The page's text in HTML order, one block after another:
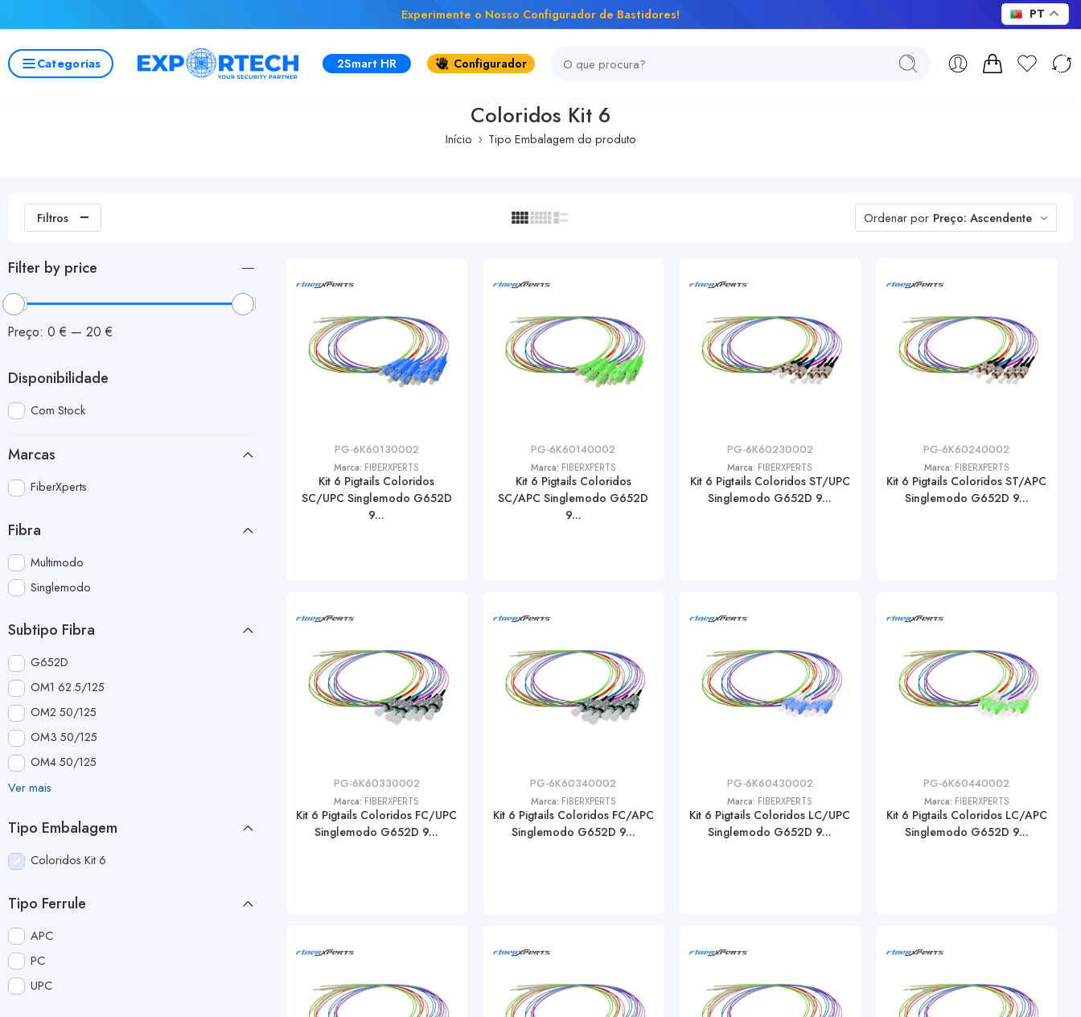
Experimente o Nosso Configurador de Bastidores!
Categorias 2Smart HR Configurador
Coloridos Kit 6
Início Tipo Embalagem do produto
Filtros Ordenar por Preço: Ascendente
PG-6K60130002
Marca: FIBERXPERTS
Kit 6 Pigtails Coloridos
SC/UPC Singlemodo G652D
9...
PG-6K60140002
Marca: FIBERXPERTS
Kit 6 Pigtails Coloridos
SC/APC Singlemodo G652D
9...
PG-6K60230002
Marca: FIBERXPERTS
Kit 6 Pigtails Coloridos ST/UPC
Singlemodo G652D 9...
PG-6K60240002
Marca: FIBERXPERTS
Kit 6 Pigtails Coloridos ST/APC
Singlemodo G652D 9...
PG-6K60330002
Marca: FIBERXPERTS
Kit 6 Pigtails Coloridos FC/UPC
Singlemodo G652D 9...
PG-6K60340002
Marca: FIBERXPERTS
Kit 6 Pigtails Coloridos FC/APC
Singlemodo G652D 9...
PG-6K60430002
Marca: FIBERXPERTS
Kit 6 Pigtails Coloridos LC/UPC
Singlemodo G652D 9...
PG-6K60440002
Marca: FIBERXPERTS
Kit 6 Pigtails Coloridos LC/APC
Singlemodo G652D 9...
Filter by price
Preço: 0 € — 20 €
Disponibilidade
Com Stock
Marcas
FiberXperts
Fibra
Multimodo
Singlemodo
Subtipo Fibra
G652D
OM1 62.5/125
OM2 50/125
OM3 50/125
OM4 50/125
Ver mais
Tipo Embalagem
Coloridos Kit 6
Tipo Ferrule
APC
PC
UPC
PT